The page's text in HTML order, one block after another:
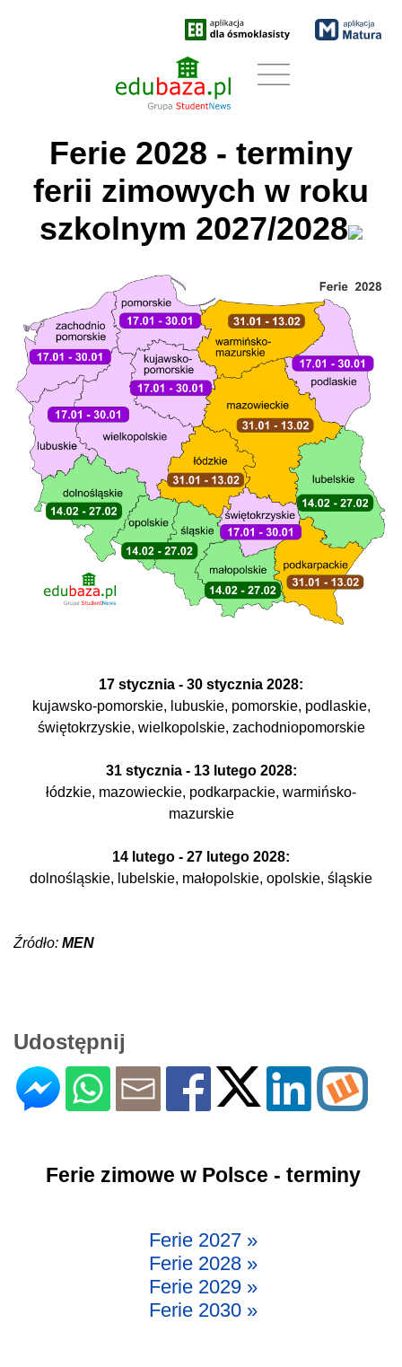
Ferie 2028 - terminy
ferii zimowych w roku
szkolnym 2027/2028
17 stycznia - 30 stycznia 2028:
kujawsko-pomorskie, lubuskie, pomorskie, podlaskie,
świętokrzyskie, wielkopolskie, zachodniopomorskie
31 stycznia - 13 lutego 2028:
łódzkie, mazowieckie, podkarpackie, warmińsko-
mazurskie
14 lutego - 27 lutego 2028:
dolnośląskie, lubelskie, małopolskie, opolskie, śląskie
Źródło: MEN
Udostępnij
Ferie zimowe w Polsce - terminy
Ferie 2027 »
Ferie 2028 »
Ferie 2029 »
Ferie 2030 »